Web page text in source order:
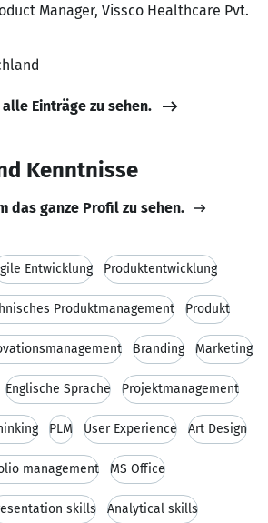
Manager, Vissco Healthcare Pvt.
Einträge zu sehen.
Kenntnisse
das ganze Profil zu sehen.
Entwicklung Produktentwicklung
Produktmanagement Produkt
Branding Marketing
Englische Sprache Projektmanagement
PLM User Experience Art Design
management MS Office
skills Analytical skills